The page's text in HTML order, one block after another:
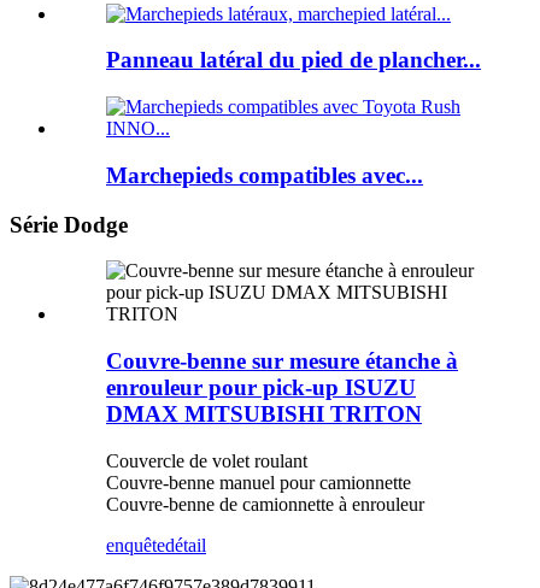
Panneau latéral du pied de plancher...
Marchepieds compatibles avec...
Série Dodge
Couvre-benne sur mesure étanche à
enrouleur pour pick-up ISUZU
DMAX MITSUBISHI TRITON
Couvercle de volet roulant
Couvre-benne manuel pour camionnette
Couvre-benne de camionnette à enrouleur
enquêtedétail